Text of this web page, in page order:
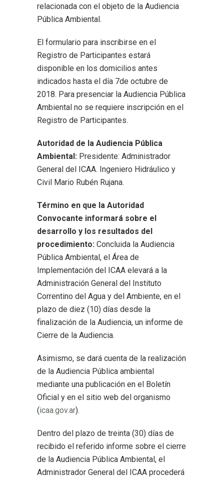
relacionada con el objeto de la Audiencia
Pública Ambiental.
El formulario para inscribirse en el
Registro de Participantes estará
disponible en los domicilios antes
indicados hasta el día 7de octubre de
2018. Para presenciar la Audiencia Pública
Ambiental no se requiere inscripción en el
Registro de Participantes.
Autoridad de la Audiencia Pública
Ambiental: Presidente: Administrador
General del ICAA. Ingeniero Hidráulico y
Civil Mario Rubén Rujana.
Término en que la Autoridad
Convocante informará sobre el
desarrollo y los resultados del
procedimiento: Concluida la Audiencia
Pública Ambiental, el Área de
Implementación del ICAA elevará a la
Administración General del Instituto
Correntino del Agua y del Ambiente, en el
plazo de diez (10) días desde la
finalización de la Audiencia, un informe de
Cierre de la Audiencia.
Asimismo, se dará cuenta de la realización
de la Audiencia Pública ambiental
mediante una publicación en el Boletín
Oficial y en el sitio web del organismo
(icaa.gov.ar).
Dentro del plazo de treinta (30) días de
recibido el referido informe sobre el cierre
de la Audiencia Pública Ambiental, el
Administrador General del ICAA procederá